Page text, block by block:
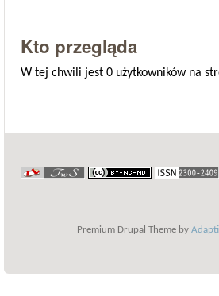
Kto przegląda
W tej chwili jest 0 użytkowników na
Premium Drupal Theme by